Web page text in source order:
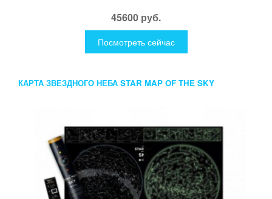
45600 руб.
Посмотреть сейчас
КАРТА ЗВЕЗДНОГО НЕБА STAR MAP OF THE SKY